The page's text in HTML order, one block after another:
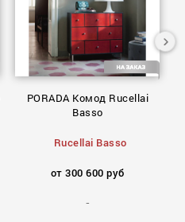
PORADA Комод Rucellai
Basso
Rucellai Basso
от 300 600 руб